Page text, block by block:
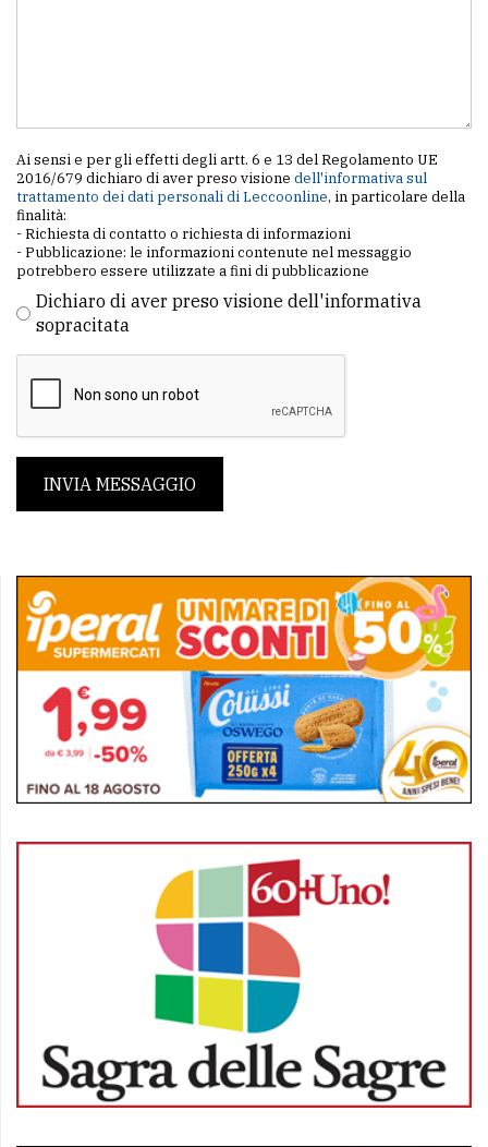
Ai sensi e per gli effetti degli artt. 6 e 13 del Regolamento UE
2016/679 dichiaro di aver preso visione dell'informativa sul
trattamento dei dati personali di Leccoonline, in particolare della
finalità:
- Richiesta di contatto o richiesta di informazioni
- Pubblicazione: le informazioni contenute nel messaggio
potrebbero essere utilizzate a fini di pubblicazione
Dichiaro di aver preso visione dell'informativa
sopracitata
INVIA MESSAGGIO